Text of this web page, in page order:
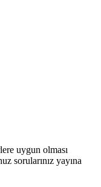
uygun olması
sorularınız yayına